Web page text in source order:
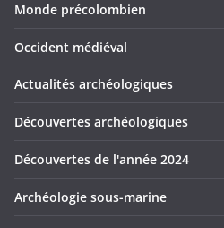
Monde précolombien
Occident médiéval
Actualités archéologiques
Découvertes archéologiques
Découvertes de l'année 2024
Archéologie sous-marine